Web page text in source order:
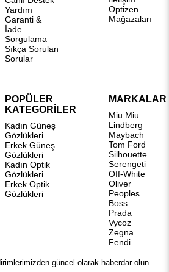
Yardım
Garanti &
İade
Sorgulama
Sıkça Sorulan
Sorular
Optizen
Mağazaları
POPÜLER
KATEGORİLER
Kadın Güneş
Gözlükleri
Erkek Güneş
Gözlükleri
Kadın Optik
Gözlükleri
Erkek Optik
Gözlükleri
MARKALAR
Miu Miu
Lindberg
Maybach
Tom Ford
Silhouette
Serengeti
Off-White
Oliver
Peoples
Boss
Prada
Vycoz
Zegna
Fendi
güncel olarak haberdar olun.